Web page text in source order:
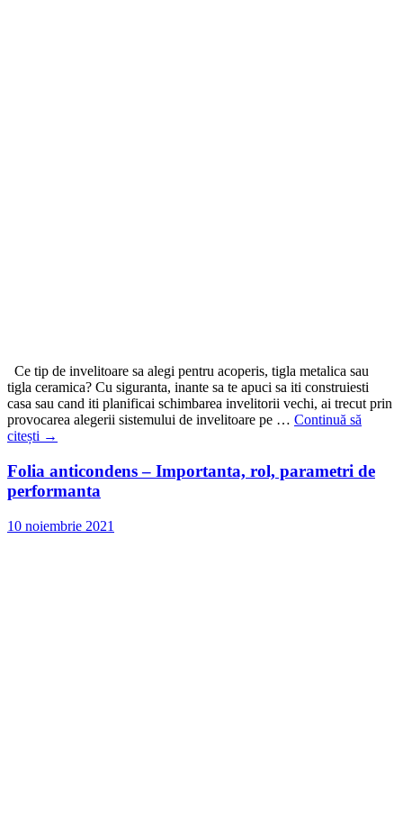
Ce tip de invelitoare sa alegi pentru acoperis, tigla metalica sau
tigla ceramica? Cu siguranta, inante sa te apuci sa iti construiesti
casa sau cand iti planificai schimbarea invelitorii vechi, ai trecut prin
provocarea alegerii sistemului de invelitoare pe … Continuă să
citești →
Folia anticondens – Importanta, rol, parametri de
performanta
10 noiembrie 2021